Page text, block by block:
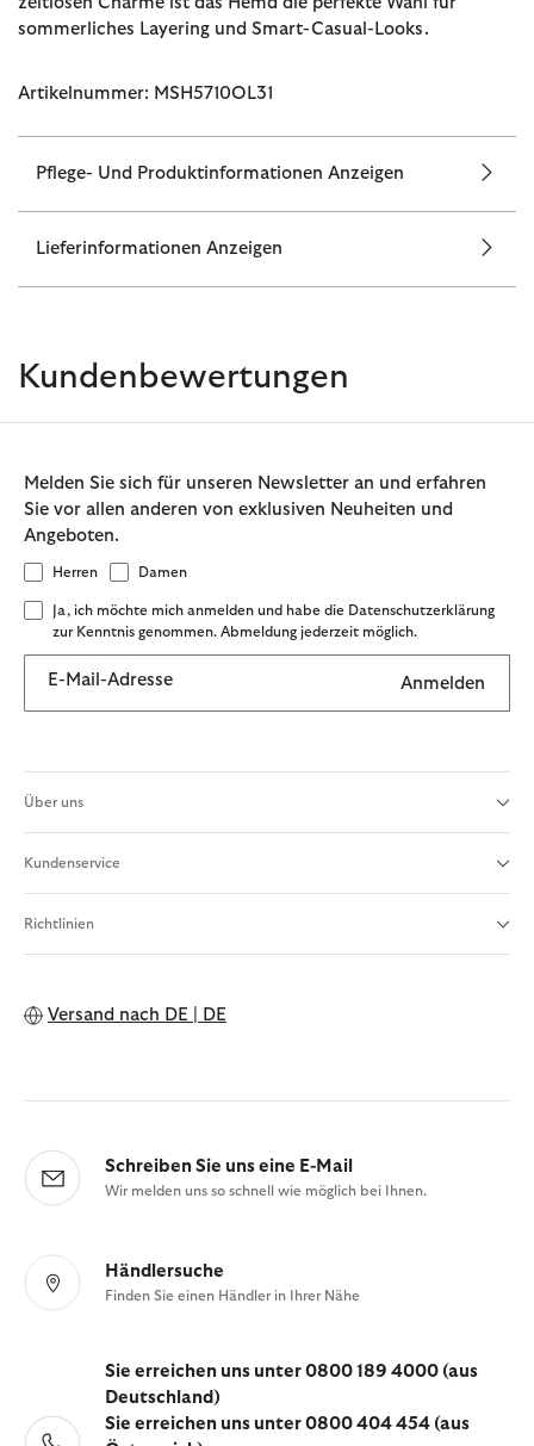
sommerliches Layering und Smart-Casual-Looks.
Artikelnummer: MSH5710OL31
Pflege- Und Produktinformationen Anzeigen
Lieferinformationen Anzeigen
Kundenbewertungen
Melden Sie sich für unseren Newsletter an und erfahren
Sie vor allen anderen von exklusiven Neuheiten und
Angeboten.
Herren Damen
Ja, ich möchte mich anmelden und habe die Datenschutzerklärung
zur Kenntnis genommen. Abmeldung jederzeit möglich.
E-Mail-Adresse Anmelden
Über uns
Kundenservice
Richtlinien
Versand nach DE | DE
Schreiben Sie uns eine E-Mail
Wir melden uns so schnell wie möglich bei Ihnen.
Händlersuche
Finden Sie einen Händler in Ihrer Nähe
Sie erreichen uns unter 0800 189 4000 (aus
Deutschland)
Sie erreichen uns unter 0800 404 454 (aus